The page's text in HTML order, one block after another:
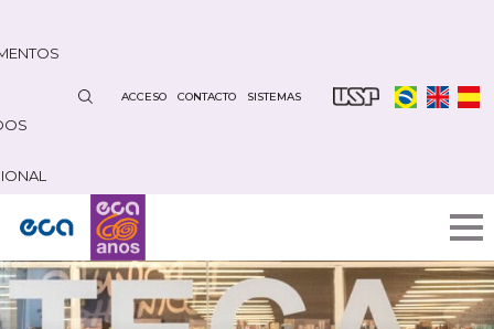
contenido
ACCESO CONTACTO SISTEMAS